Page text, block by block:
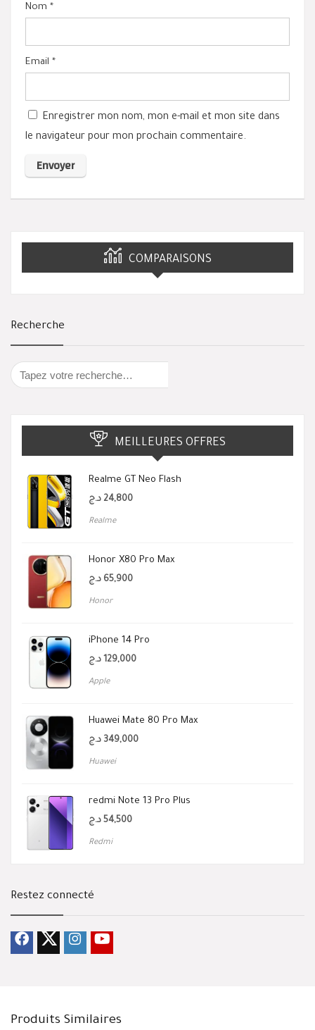
Nom *
Email *
Enregistrer mon nom, mon e-mail et mon site dans
le navigateur pour mon prochain commentaire.
COMPARAISONS
Recherche
MEILLEURES OFFRES
Realme GT Neo Flash
24,800 د.ج
Realme
Honor X80 Pro Max
65,900 د.ج
Honor
iPhone 14 Pro
129,000 د.ج
Apple
Huawei Mate 80 Pro Max
349,000 د.ج
Huawei
redmi Note 13 Pro Plus
54,500 د.ج
Redmi
Restez connecté
Produits Similaires